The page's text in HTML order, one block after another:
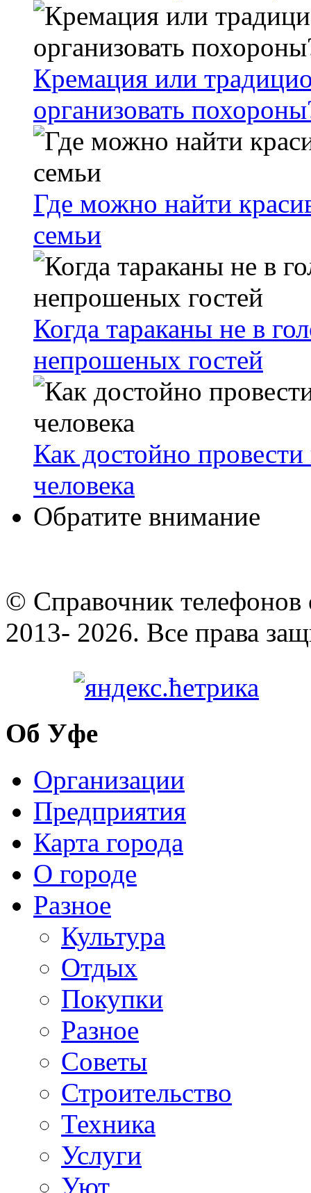
Кремация или
организовать
Где можно найти
семьи
Когда тараканы не в
непрошеных гостей
Как достойно
человека
Обратите внимание
© Cправочник телефонов
2013- 2026. Все права
Об Уфе
Организации
Предприятия
Карта города
О городе
Разное
Культура
Отдых
Покупки
Разное
Советы
Строительство
Техника
Услуги
Уют